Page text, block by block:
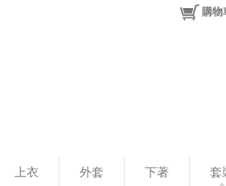
上衣 外套 下著 套
購物